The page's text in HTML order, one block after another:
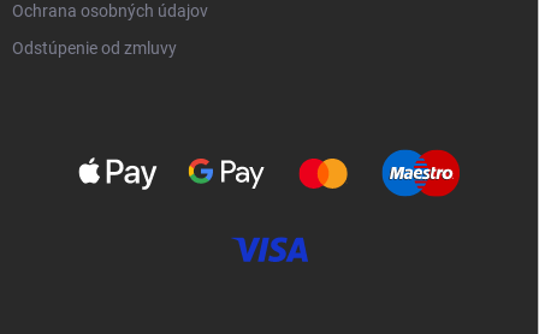
Ochrana osobných údajov
Odstúpenie od zmluvy